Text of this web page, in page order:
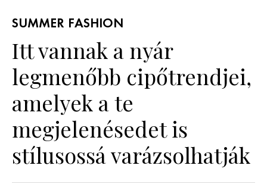
SZÉPSÉG
KULTÚRA
ÉLETMÓD
SUMMER FASHION
Itt vannak a nyár
legmenőbb cipőtrendjei,
amelyek a te
megjelenésedet is
stílusossá varázsolhatják